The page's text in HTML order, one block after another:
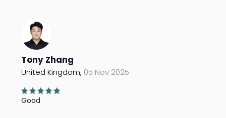
Tony Zhang
United Kingdom, 05 Nov 2025
Good